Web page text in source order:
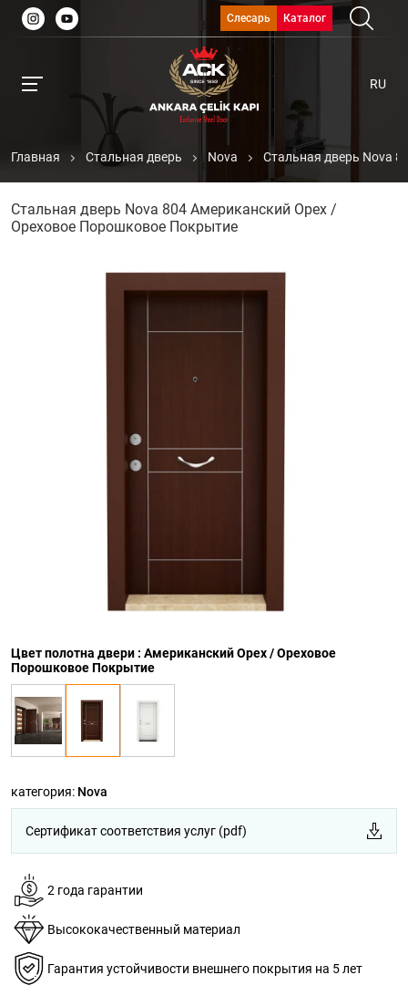
Слесарь Каталог
RU
Главная Стальная дверь Nova Стальная дверь Nova
Стальная дверь Nova 804 Американский Орех /
Ореховое Порошковое Покрытие
Цвет полотна двери : Американский Орех / Ореховое
Порошковое Покрытие
категория: Nova
Сертификат соответствия услуг (pdf)
2 года гарантии
Высококачественный материал
Гарантия устойчивости внешнего покрытия на 5 лет